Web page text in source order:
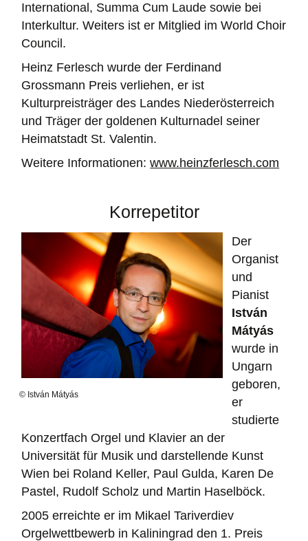
International, Summa Cum Laude sowie bei
Interkultur. Weiters ist er Mitglied im World Choir
Council.
Heinz Ferlesch wurde der Ferdinand
Grossmann Preis verliehen, er ist
Kulturpreisträger des Landes Niederösterreich
und Träger der goldenen Kulturnadel seiner
Heimatstadt St. Valentin.
Weitere Informationen:www.heinzferlesch.com
Korrepetitor
© István Mátyás
Der
Organist
und
Pianist
István
Mátyás
wurde in
Ungarn
geboren,
er
studierte
Konzertfach Orgel und Klavier an der
Universität für Musik und darstellende Kunst
Wien bei Roland Keller, Paul Gulda, Karen De
Pastel, Rudolf Scholz und Martin Haselböck.
2005 erreichte er im Mikael Tariverdiev
Orgelwettbewerb in Kaliningrad den 1. Preis